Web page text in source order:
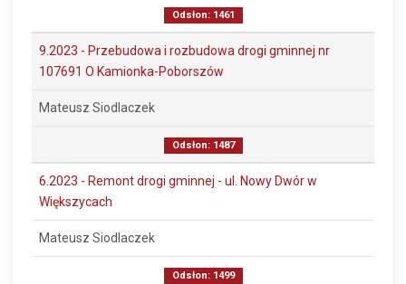
Odsłon: 1461
9.2023 - Przebudowa i rozbudowa drogi gminnej nr
107691 O Kamionka-Poborszów
Mateusz Siodlaczek
Odsłon: 1487
6.2023 - Remont drogi gminnej - ul. Nowy Dwór w
Większycach
Mateusz Siodlaczek
Odsłon: 1499